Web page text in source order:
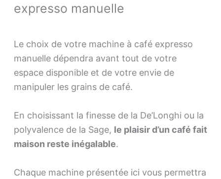
expresso manuelle
Le choix de votre machine à café expresso
manuelle dépendra avant tout de votre
espace disponible et de votre envie de
manipuler les grains de café.
En choisissant la finesse de la De’Longhi ou la
polyvalence de la Sage, le plaisir d’un café fait
maison reste inégalable.
Chaque machine présentée ici vous permettra